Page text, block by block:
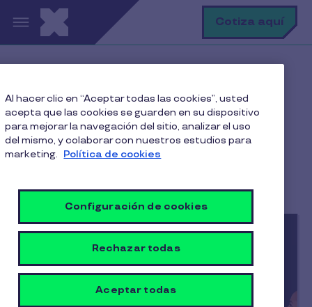
Pasar al contenido principal Cotiza aquí
Gestión empresarial
Al hacer clic en “Aceptar todas las cookies”, usted
acepta que las cookies se guarden en su dispositivo
para mejorar la navegación del sitio, analizar el uso
del mismo, y colaborar con nuestros estudios para
marketing. Política de cookies
Configuración de cookies
Rechazar todas
Aceptar todas